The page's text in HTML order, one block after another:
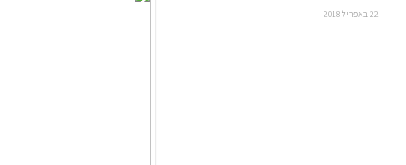
22 באפריל 2018